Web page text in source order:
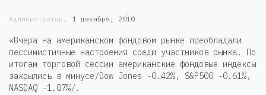
Администратор , 1 декабря, 2010
«Вчера на американском фондовом рынке преобладали
пессимистичные настроения среди участников рынка. По
итогам торговой сессии американские фондовые индексы
закрылись в минусе/Dow Jones -0.42%, S&P500 -0.61%,
NASDAQ -1.07%/.